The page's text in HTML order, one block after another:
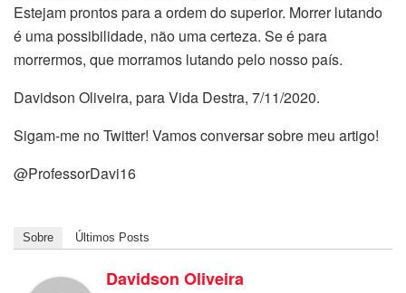
Estejam prontos para a ordem do superior. Morrer lutando
é uma possibilidade, não uma certeza. Se é para
morrermos, que morramos lutando pelo nosso país.
Davidson Oliveira, para Vida Destra, 7/11/2020.
Sigam-me no Twitter! Vamos conversar sobre meu artigo!
@ProfessorDavi16
Sobre Últimos Posts
Davidson Oliveira